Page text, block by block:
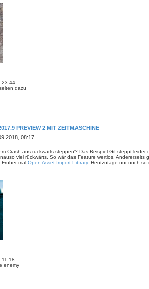
23:44
dazu
PREVIEW 2 MIT ZEITMASCHINE
08:17
Crash aus rückwärts steppen? Das Beispiel-Gif steppt
viel rückwärts. So wär das Feature wertlos. Andererseits
. Früher mal Open Asset Import Library. Heutzutage nur noch so
enemy